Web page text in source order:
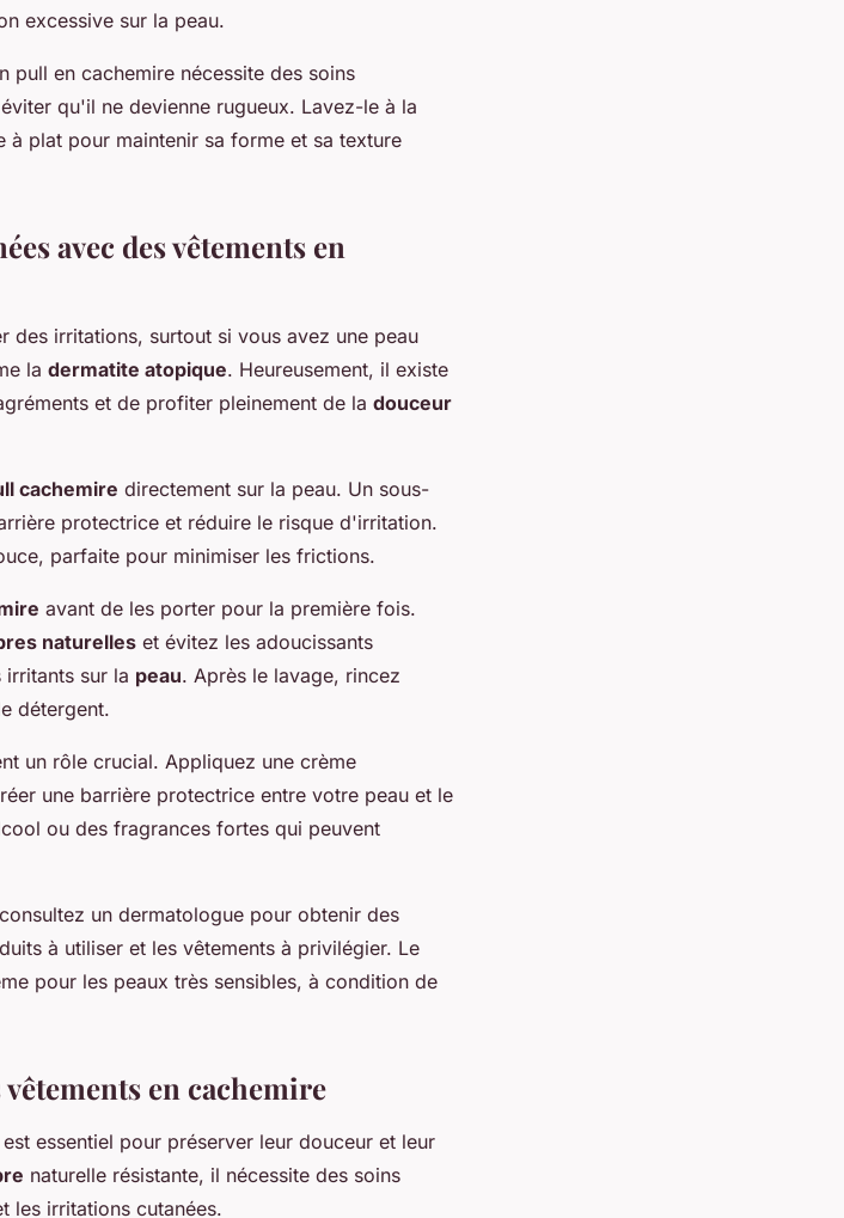
excessive sur la peau.
pull en cachemire nécessite des soins
qu'il ne devienne rugueux. Lavez-le à la
plat pour maintenir sa forme et sa texture
avec des vêtements en
des irritations, surtout si vous avez une peau
la dermatite atopique. Heureusement, il existe
et de profiter pleinement de la douceur
cachemire directement sur la peau. Un sous-
protectrice et réduire le risque d'irritation.
parfaite pour minimiser les frictions.
avant de les porter pour la première fois.
naturelles et évitez les adoucissants
irritants sur la peau. Après le lavage, rincez
détergent.
un rôle crucial. Appliquez une crème
une barrière protectrice entre votre peau et le
ou des fragrances fortes qui peuvent
un dermatologue pour obtenir des
à utiliser et les vêtements à privilégier. Le
pour les peaux très sensibles, à condition de
en cachemire
est essentiel pour préserver leur douceur et leur
naturelle résistante, il nécessite des soins
les irritations cutanées.